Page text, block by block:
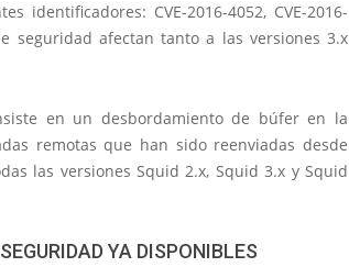
identificadores: CVE-2016-4052, CVE-2016-
seguridad afectan tanto a las versiones 3.x
en un desbordamiento de búfer en la
remotas que han sido reenviadas desde
las versiones Squid 2.x, Squid 3.x y Squid
YA DISPONIBLES